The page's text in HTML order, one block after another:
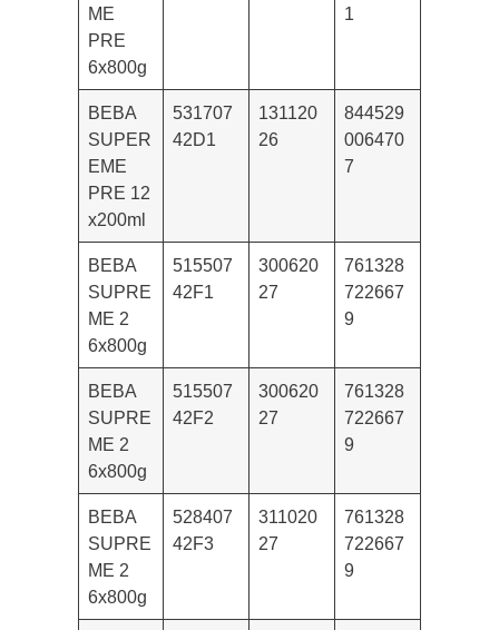
ME
PRE
6x800g
1
BEBA
SUPER
EME
PRE 12
x200ml
531707
42D1
131120
26
844529
006470
7
BEBA
SUPRE
ME 2
6x800g
515507
42F1
300620
27
761328
722667
9
BEBA
SUPRE
ME 2
6x800g
515507
42F2
300620
27
761328
722667
9
BEBA
SUPRE
ME 2
6x800g
528407
42F3
311020
27
761328
722667
9